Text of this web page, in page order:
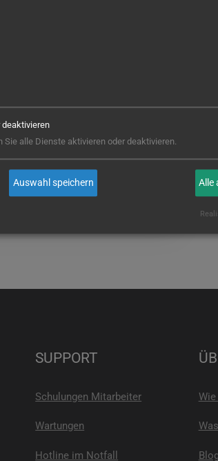
noch was frei...
– aber wer weiß, vielleicht
bald Ihres? Wir sind bereit,
MAIL
SUPPORT
Schulungen Mitarbeiter
Wartungen
Hotline im Notfall
alle Dienste aktivieren oder deaktivieren.
Auswahl speichern Alle